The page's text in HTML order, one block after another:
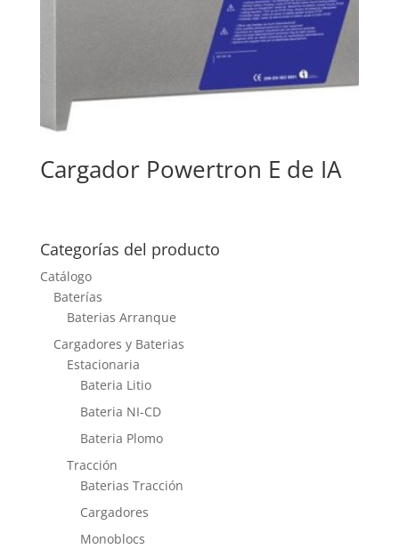
Cargador Powertron E de IA
Categorías del producto
Catálogo
Baterías
Baterias Arranque
Cargadores y Baterias
Estacionaria
Bateria Litio
Bateria NI-CD
Bateria Plomo
Tracción
Baterias Tracción
Cargadores
Monoblocs